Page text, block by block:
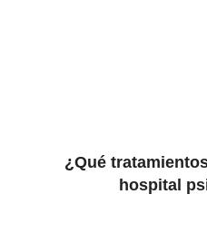
¿Qué
hospital